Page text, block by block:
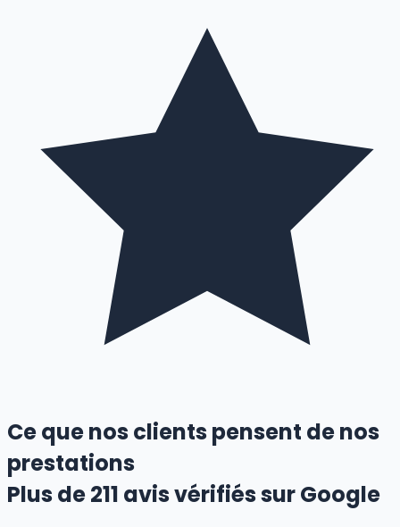
Ce que nos clients pensent de nos
prestations
Plus de211 avis vérifiés sur Google